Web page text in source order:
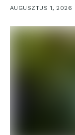
AUGUSZTUS 1, 2026